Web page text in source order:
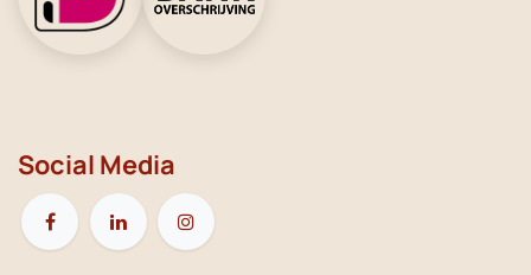
Social Media